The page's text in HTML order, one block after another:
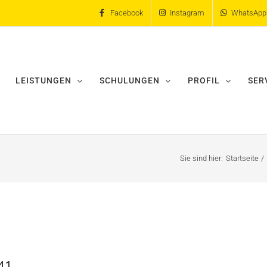
Facebook Instagram WhatsApp
LEISTUNGEN SCHULUNGEN PROFIL
Sie sind hier: Startseite